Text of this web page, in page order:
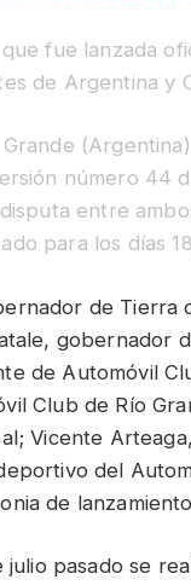
fue lanzada
de Argentina y
Grande
número 44
entre
para los días
de Tierra
gobernador
de Automóvil
Club de Río
Vicente
del
de
julio pasado se